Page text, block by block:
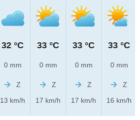
32 °C
0 mm
Z
13 km/h
33 °C
0 mm
Z
17 km/h
33 °C
0 mm
Z
17 km/h
33 °C
0 mm
Z
16 km/h